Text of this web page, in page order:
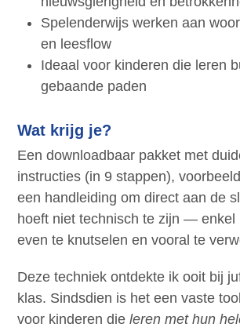
Spelenderwijs werken aan
en leesflow
Ideaal voor kinderen die leren
gebaande paden
Wat krijg je?
Een downloadbaar pakket met
instructies (in 9 stappen),
een handleiding om direct aan de
hoeft niet technisch te zijn — enkel
even te knutselen en vooral te
Deze techniek ontdekte ik ooit bij
klas. Sindsdien is het een vaste
voor kinderen dieleren met hun